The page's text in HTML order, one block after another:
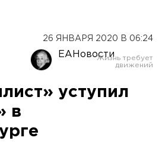
26 ЯНВАРЯ 2020 В 06:24
ЕАНовости
уступил
в